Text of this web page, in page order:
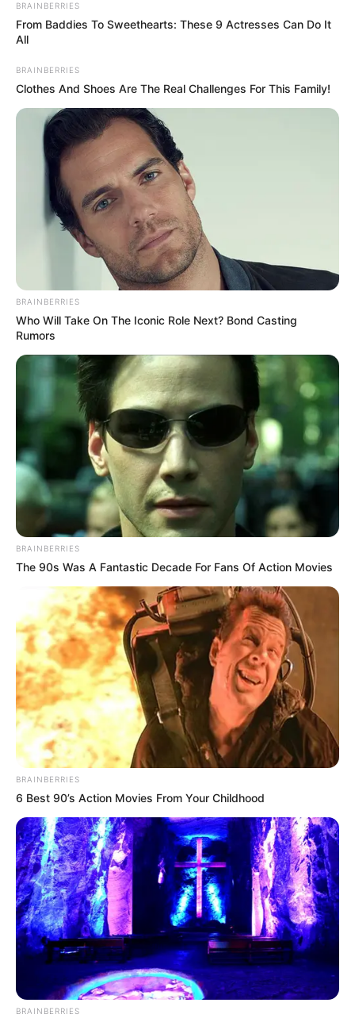
BRAINBERRIES
From Baddies To Sweethearts: These 9 Actresses Can Do It
All
BRAINBERRIES
Clothes And Shoes Are The Real Challenges For This Family!
BRAINBERRIES
Who Will Take On The Iconic Role Next? Bond Casting
Rumors
BRAINBERRIES
The 90s Was A Fantastic Decade For Fans Of Action Movies
BRAINBERRIES
6 Best 90’s Action Movies From Your Childhood
BRAINBERRIES